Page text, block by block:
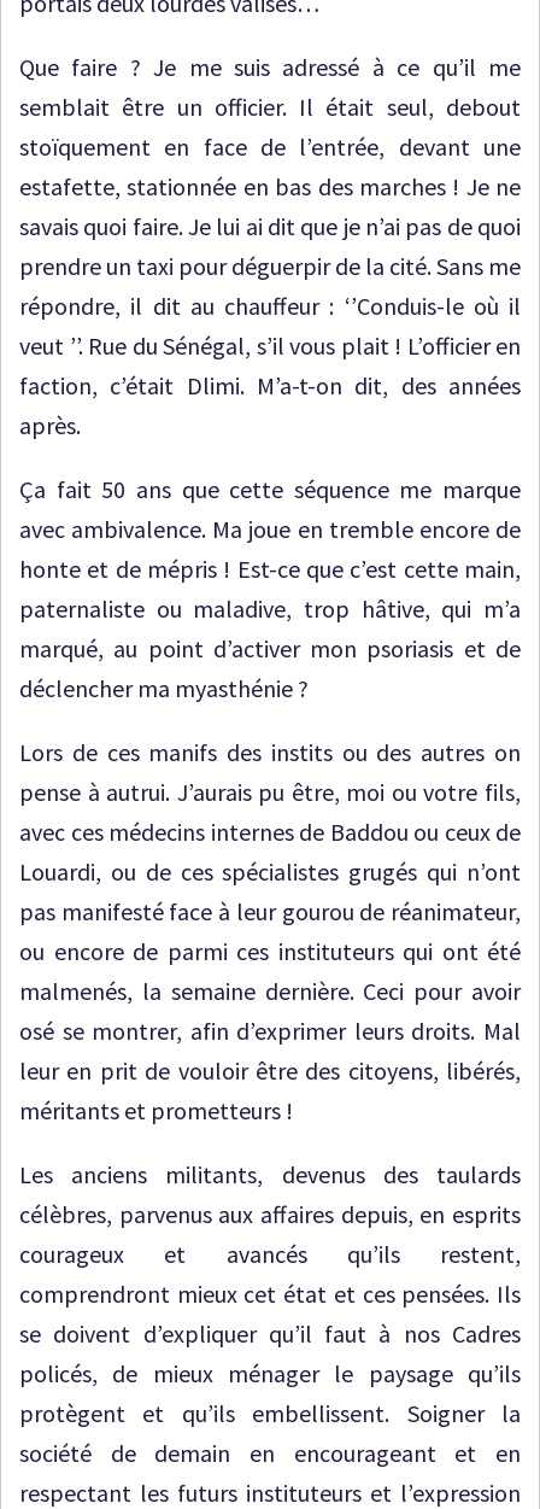
Que faire ? Je me suis adressé à ce qu’il me
semblait être un officier. Il était seul, debout
stoïquement en face de l’entrée, devant une
estafette, stationnée en bas des marches ! Je ne
savais quoi faire. Je lui ai dit que je n’ai pas de quoi
prendre un taxi pour déguerpir de la cité. Sans me
répondre, il dit au chauffeur : ‘’Conduis-le où il
veut ’’. Rue du Sénégal, s’il vous plait ! L’officier en
faction, c’était Dlimi. M’a-t-on dit, des années
après.
Ça fait 50 ans que cette séquence me marque
avec ambivalence. Ma joue en tremble encore de
honte et de mépris ! Est-ce que c’est cette main,
paternaliste ou maladive, trop hâtive, qui m’a
marqué, au point d’activer mon psoriasis et de
déclencher ma myasthénie ?
Lors de ces manifs des instits ou des autres on
pense à autrui. J’aurais pu être, moi ou votre fils,
avec ces médecins internes de Baddou ou ceux de
Louardi, ou de ces spécialistes grugés qui n’ont
pas manifesté face à leur gourou de réanimateur,
ou encore de parmi ces instituteurs qui ont été
malmenés, la semaine dernière. Ceci pour avoir
osé se montrer, afin d’exprimer leurs droits. Mal
leur en prit de vouloir être des citoyens, libérés,
méritants et prometteurs !
Les anciens militants, devenus des taulards
célèbres, parvenus aux affaires depuis, en esprits
courageux et avancés qu’ils restent,
comprendront mieux cet état et ces pensées. Ils
se doivent d’expliquer qu’il faut à nos Cadres
policés, de mieux ménager le paysage qu’ils
protègent et qu’ils embellissent. Soigner la
société de demain en encourageant et en
respectant les futurs instituteurs et l’expression